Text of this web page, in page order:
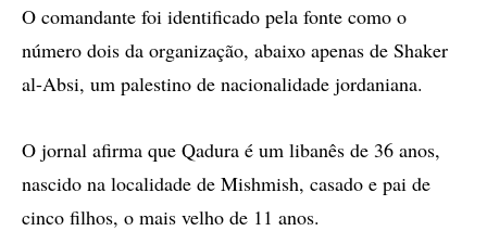
O comandante foi identificado pela fonte como o
número dois da organização, abaixo apenas de Shaker
al-Absi, um palestino de nacionalidade jordaniana.
O jornal afirma que Qadura é um libanês de 36 anos,
nascido na localidade de Mishmish, casado e pai de
cinco filhos, o mais velho de 11 anos.